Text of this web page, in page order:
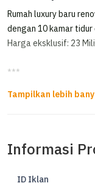
Rumah luxury baru
dengan 10 kamar tidur
Harga eksklusif: 23
***
Luas tanah: 1243 m2
Lebar muka: 21 m2
Informasi
ID Iklan